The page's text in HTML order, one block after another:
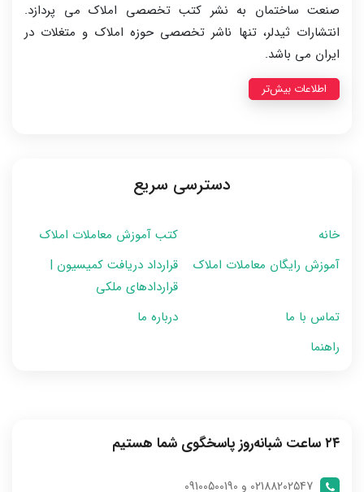
صنعت ساختمان به نشر کتب تخصصی املاک می پردازد.
انتشارات ثیدلر، تنها ناشر تخصصی حوزه املاک و متغلات در
ایران می باشد.
اطلاعات بیش‌تر
دسترسی سریع
خانه
کتب آموزش معاملات املاک
آموزش رایگان معاملات املاک
قرارداد دریافت کمیسیون |
قراردادهای ملکی
تماس با ما
درباره ما
راهنما
۲۴ ساعت شبانه‌روز پاسخگوی شما هستیم
02188202547 و 09100500190